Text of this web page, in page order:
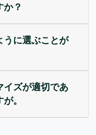
か？
うに選ぶことが
イズが適切であ
。